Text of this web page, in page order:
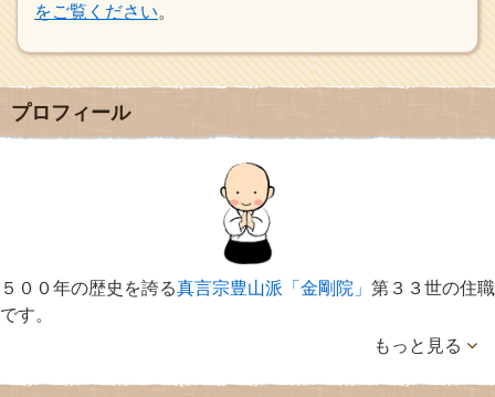
をご覧ください。
プロフィール
５００年の歴史を誇る真言宗豊山派「金剛院」 第３３世の住職
です。
もっと見る